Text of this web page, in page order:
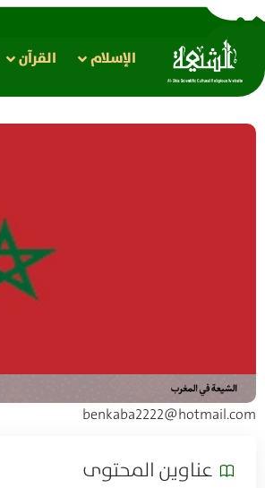
الإسلام القرآن
benkaba2222@hotmail.com
عناوين المحتوی